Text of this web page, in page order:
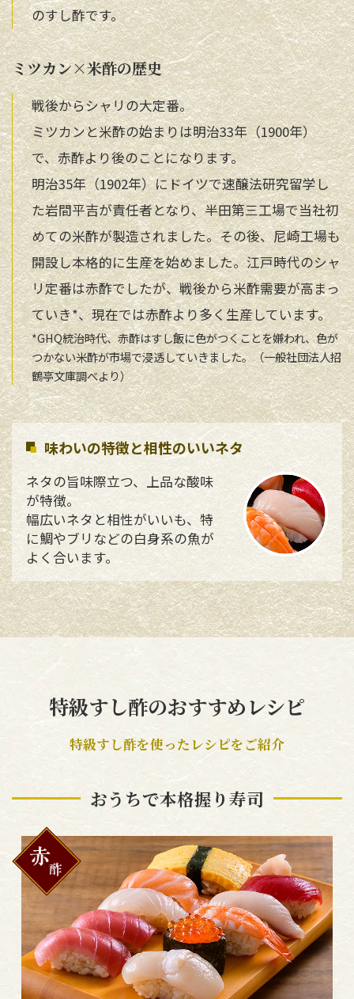
のすし酢です。
ミツカン×米酢の歴史
戦後からシャリの大定番。
ミツカンと米酢の始まりは明治33年（1900年）
で、赤酢より後のことになります。
明治35年（1902年）にドイツで速醸法研究留学し
た岩間平吉が責任者となり、半田第三工場で当社初
めての米酢が製造されました。その後、尼崎工場も
開設し本格的に生産を始めました。江戸時代のシャ
リ定番は赤酢でしたが、戦後から米酢需要が高まっ
ていき*、現在では赤酢より多く生産しています。
*GHQ統治時代、赤酢はすし飯に色がつくことを嫌われ、色が
つかない米酢が市場で浸透していきました。（一般社団法人招
鶴亭文庫調べより）
味わいの特徴と相性のいいネタ
ネタの旨味際立つ、上品な酸味
が特徴。
幅広いネタと相性がいいも、特
に鯛やブリなどの白身系の魚が
よく合います。
特級すし酢のおすすめレシピ
特級すし酢を使ったレシピをご紹介
おうちで本格握り寿司